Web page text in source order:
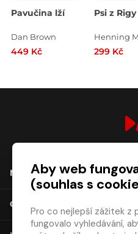
Pavučina lží
Dan Brown
449 Kč
Psi z Rigy
299 Kč
NÁKUP
O SPOLEČNOSTI
Aby web
(souhlas s
Pro co nejlepší zážitek z
fungovalo vyhledávání,